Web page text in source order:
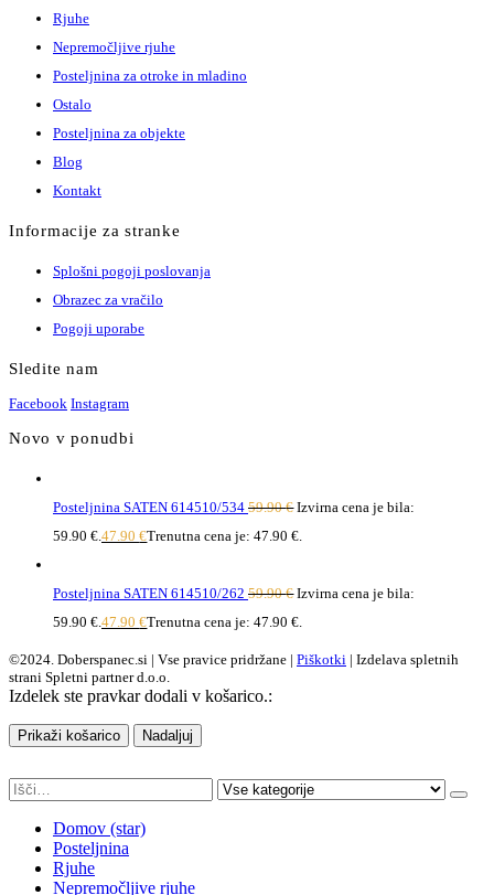
Rjuhe
Nepremočljive rjuhe
Posteljnina za otroke in mladino
Ostalo
Posteljnina za objekte
Blog
Kontakt
Informacije za stranke
Splošni pogoji poslovanja
Obrazec za vračilo
Pogoji uporabe
Sledite nam
Facebook Instagram
Novo v ponudbi
Posteljnina SATEN 614510/534 59.90€ Izvirna cena je bila:
59.90 €.47.90€Trenutna cena je: 47.90 €.
Posteljnina SATEN 614510/262 59.90€ Izvirna cena je bila:
59.90 €.47.90€Trenutna cena je: 47.90 €.
©2024. Doberspanec.si | Vse pravice pridržane | Piškotki | Izdelava spletnih
strani Spletni partner d.o.o.
Izdelek ste pravkar dodali v košarico.:
Prikaži košarico Nadaljuj
Domov (star)
Posteljnina
Rjuhe
Nepremočljive rjuhe